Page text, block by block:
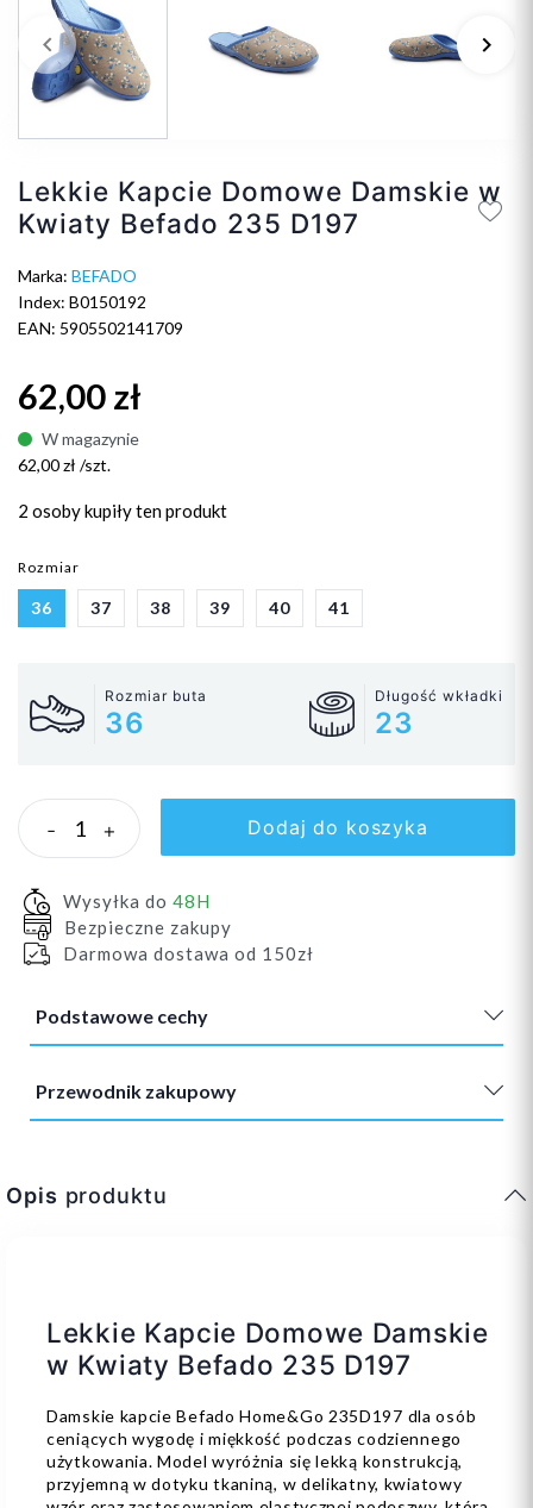
Poprzedni
keyboard_arrow_left keyboard_arrow_right
Lekkie Kapcie Domowe Damskie w
Kwiaty Befado 235 D197
Marka: BEFADO
Index: B0150192
EAN: 5905502141709
62,00 zł
W magazynie
62,00 zł /szt.
2 osobykupiły ten produkt
Rozmiar
36 37 38 39 40 41
Rozmiar buta
36
Długość wkładki
23
- + Dodaj do koszyka
Wysyłka do 48H
Bezpieczne zakupy
Darmowa dostawa od 150zł
Podstawowe cechy
Przewodnik zakupowy
Opis produktu
Lekkie Kapcie Domowe Damskie
w Kwiaty Befado 235 D197
Damskie kapcie Befado Home&Go 235D197 dla osób
ceniących wygodę i miękkość podczas codziennego
użytkowania. Model wyróżnia się lekką konstrukcją,
przyjemną w dotyku tkaniną, w delikatny, kwiatowy